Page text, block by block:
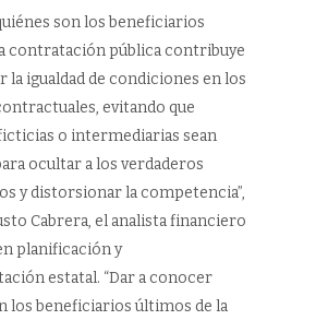
son los beneficiarios
contratación pública contribuye
la igualdad de condiciones en los
evitando que
o intermediarias sean
ocultar a los verdaderos
y distorsionar la competencia”,
Cabrera, el analista financiero
planificación y
estatal. “Dar a conocer
los beneficiarios últimos de la